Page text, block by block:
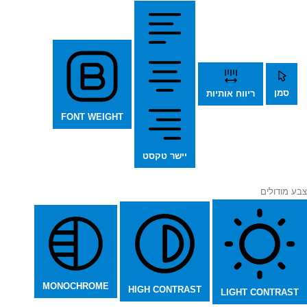
סמן ריווח אותיות
יישר טקסט
FONT WEIGHT
צבע מודולים
LIGHT CONTRAST
HIGH CONTRAST
MONOCHROME